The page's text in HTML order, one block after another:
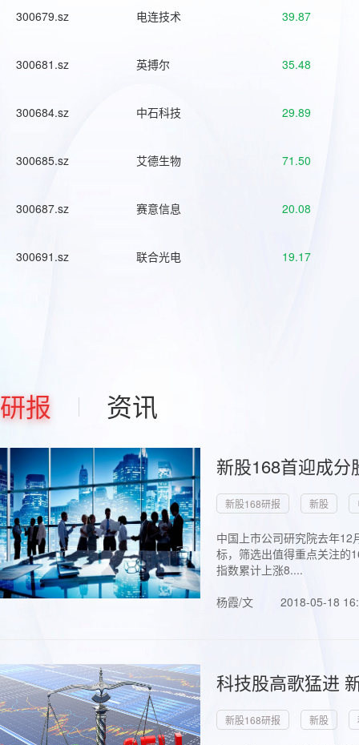
300679.sz 电连技术 39.87
300681.sz 英搏尔 35.48
300684.sz 中石科技 29.89
300685.sz 艾德生物 71.50
300687.sz 赛意信息 20.08
300691.sz 联合光电 19.17
研报 资讯
新股168首迎成
新股168研报 新股
中国上市公司研究院去年
标，筛选出值得重点关注的
指数累计上涨8....
杨霞/文
2018-05-18
科技股高歌猛进
新股168研报 新股